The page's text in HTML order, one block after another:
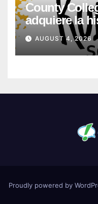
County
adquiere la
School
AUGUST 4, 2026
Proudly powered by